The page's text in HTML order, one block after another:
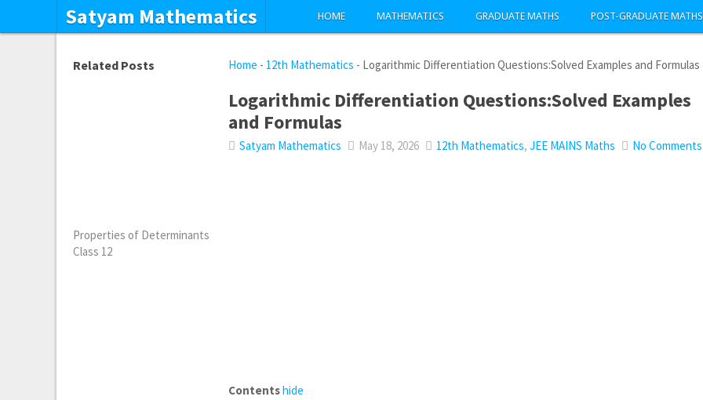
Satyam Mathematics HOME MATHEMATICS GRADUATE MATHS POST-GRADUATE MATHS
Home - 12th Mathematics - Logarithmic Differentiation Questions:Solved Examples and Formulas
Logarithmic Differentiation Questions:Solved Examples
and Formulas
Satyam Mathematics May 18, 2026 12th Mathematics,JEE MAINS Maths No Comments
Contentshide
Related Posts
Properties of Determinants
Class 12